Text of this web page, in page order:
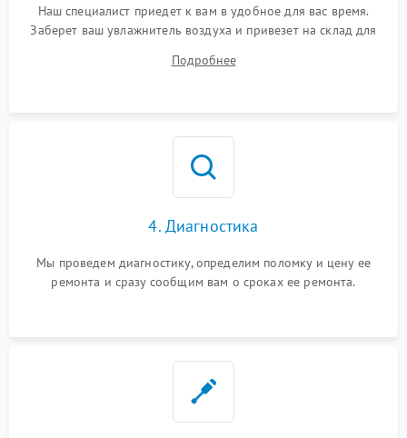
Наш специалист приедет к вам в удобное для вас время.
Заберет ваш увлажнитель воздуха и привезет на склад для
Подробнее
4. Диагностика
Мы проведем диагностику, определим поломку и цену ее
ремонта и сразу сообщим вам о сроках ее ремонта.